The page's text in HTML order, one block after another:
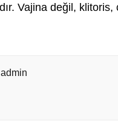
Vajina değil,
admin